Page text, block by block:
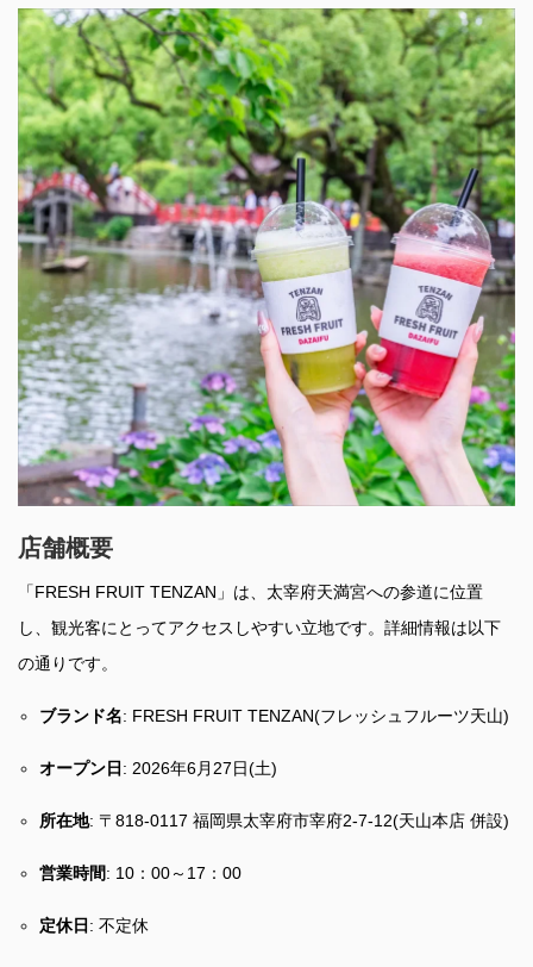
店舗概要
「FRESH FRUIT TENZAN」は、太宰府天満宮への参道に位置
し、観光客にとってアクセスしやすい立地です。詳細情報は以下
の通りです。
ブランド名: FRESH FRUIT TENZAN(フレッシュフルーツ天山)
オープン日: 2026年6月27日(土)
所在地: 〒818-0117 福岡県太宰府市宰府2-7-12(天山本店 併設)
営業時間: 10：00～17：00
定休日: 不定休